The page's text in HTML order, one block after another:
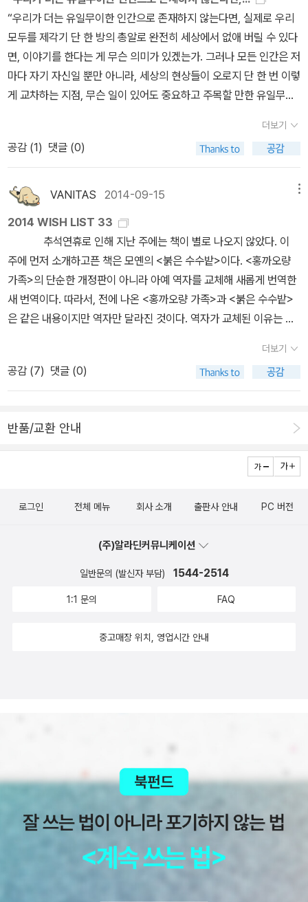
정신적 여정을 정리한 2부 ‘여행 후의 기록들’로 구성돼 있다. 1부와
2부 중간에 헤세의 여행 일지와 메모를 번역한 글이 있다. 책의 2부는
헤세의 저작들을 편집 · 정리한 폴커 미헬스(Volker Michels)가 엮
었다. 번역본에는 헤세와 마리아 베르누이 사이에서 태어난 둘째 아
들 하이너 헤세(Heiner Hesse)가 한국 독자들에게 보내는 편지도
뇰라(Montagnola)에 ‘헤세 박물관’이 들어서는 데 동참했으며 20
03년에 세상을 떠났다. * [절판] 헤르만 헤세
《영혼의 수레바퀴》(이레, 2002)* 헤르만 헤세 《인도 기행》(범우사,
2006)* 헤르만 헤세 《싯다르타 / 인도의 이력서 / 동방순례》(이유,
2014)* 헤르만 헤세 《헤세의 여행》(연암서가, 2014) 《인도 여
행》은 ‘Aus Indien’의 완역본이다. 현재 이 책은 절판되었지만, 책의
내용 일부는 따로 번역되어 나왔다. 《인도 기행》(범우사), 《헤세의 여
행》(연암서가)은 ‘Aus Indien’의 1부를 번역한 내용이 수록되어 있
다. 《영혼의 수레바퀴》(이레)는 ‘Aus Indien’의 2부 일부를 번역한
책이다. ‘Aus Indien’ 2부에 있는 『인도의 이력서』는 헤세가 1937년
에 쓴 글인데, 《싯다르타 / 인도의 이력서 / 동방순례》(이유)에 수록
되어 있다. ‘Aus Indien’ 번역본이 여러 권 있긴 하지만, 헤세가 바라
본 ‘20세기 인도’의 풍경을 한 번에 확인할 수 있는 완역본을 구하기
s Indien’ 1부에 수록된 11편의 시가 빠져 있는 듯하다. 《영혼의 수레
글쓰기 관련 17. 파격의 고전, 이진경 저, 글항아리, 2016이 책 추천
하고 싶어요. 이 책 때문에 우리 옛이야기에 관심이 많아졌습니
다. 18. 난폭한 독서, 금정연 저, 마음산책, 2015아 이 책도 추천!
왜냐면 너무 재밌거든요. 읽어봐야 아는 글 맛! 19. 그래도 책읽기
는 계속된다, 이현우 저, 현암사, 201220. 아주 사적인 독서, 이현우
14로쟈님 책 이번에 많이도 읽었네요. 로쟈님 덕분에 읽을 책 고르기
201624. 책의 정신, 강창래 저, 알마, 201325. 글쓰기의 힘 (개정
사라진 종교들, 도현신 저, 서해문집, 2016, 304p.27. 신을 위한 변
론, 카렌 암스트롱 저, 정준형 역, 웅진지식하우스, 2010 여성주의
28. 우리에겐 언어가 필요하다, 이민경 저, 봄알람, 201629. 여자다
운 게 어딨어, 에머 오툴 저, 박다솜 역, 창비, 201630. 페미니즘의
도전, 정희진 저, 교양인, 201331. 그 남자는 왜 이상해졌을까?, 오찬
즈, 2016 인문, 사회, 역사, 경제 33. 순자, 순자 저, 장현근 역, 책세
상, 2002 34. 더 패스, 마이클 푸엣. 크리스틴 그로스 로 저, 이창신
경 독파하기 전에 마음의 준비를 위해 읽어두면 좋을 거 같아요. 3
다, 전중환 저, 사이언스북스, 2016 37. 아무것도 하지 않으면 아무
프레임, 최인철 저, 21세기북스, 201639. 스눕, 샘 고슬링 저, 김선아
역, 김영사, 201641. 생각의 지도, 리처드 니스벳 저, 최인철 역, 김영
담론 두 책 모두에 굴원의 어부사 내용이 나와요. 인용해 보겠습니다.
“창랑의 물이 맑으면 갓끈을 씻고, 창랑의 물이 흐리면 발을 씻으리
물가에 가지도 않고 집에 짱 박혀 있긴 하지만요. 43. 투명사회, 한
애니멀, 데이비드 브룩스 저, 이경식 역, 흐름출판, 201148. 완벽에
대한 반론, 마이클 샌델 저, 이수경 역, 와이즈베리, 201649. 왜 세계
의 절반은 굶주리는가?, 장 지글러 저, 유영미 역, 201650. 사피엔스
의 미래, 알랭 드 보통, 말콤 글래드웰, 스타븐 핑거, 매트 리들리 저,
전병근 역, 모던아카이브, 201651. 대중 유혹의 기술, 오정호 저, 메
디치미디어, 201552. 컬처 코드, 클로테르 라파이유 저, 김상철.김정
수 역, 리더스북, 2007 자기계발 53. 모으지 않는 연습, 나토리 호
유명한 책이지만, '신기한 여행...'은 그 전까지는 그리 유명하지 않았
던 것으로 안다. 하지만, 드라마에서 김수현의 손에 들려 읽어진 이후
엄청난 판매고를 기록했다는 뉴스가 있었다. 나머지도 그리 다르지
않을 것이다. 더구나 '그리고...'와는 비교도 안 될 낭만성과 있어보임
을 갖춘 '데미안'이라면 말 다했다고 본다. 한 가지 이슈라면 원체 유
때문에 갑자기 엄청나게 sales가 올라가는 것은 쉽지는 않겠다. 이
는 마치 빵점을 맞던 아이가 50점을 맞는 것이 90점 맞던 아이가 95
점으로 올라가는 것보다 훨씬 쉬운 원리와 같다. 그나저나 책읽는 아
이유는 예쁘지만, 한 권을 도대체 얼마동안 읽고 있는 것인지에 대한
의문은 왜 아이유는 잘 때 화장을 하고 자는 것인지, 왜 언제나 옆으로
업드려서 자는 것인지에 대한 의문만큼이나 풀리기 어려운, 그러나
매우 obvious한 궁금증을 불러 일으킨다. anyway, 책이 tv에 출
연하면 작가가 tv에 출연하는 것 이상의 폭발적인 효과가 날 수 있다
는 당연한 생각을 주절거려봤다.
“우리가 더는 유일무이한 인간으로 존재하지 않는다면, 실제로 우리
모두를 제각기 단 한 방의 총알로 완전히 세상에서 없애 버릴 수 있다
면, 이야기를 한다는 게 무슨 의미가 있겠는가. 그러나 모든 인간은 저
마다 자기 자신일 뿐만 아니라, 세상의 현상들이 오로지 단 한 번 이렇
게 교차하는 지점, 무슨 일이 있어도 중요하고 주목할 만한 유일무이
로 이르는 길이고, 그 길을 가려는 시도이며, 하나의 좁은 길에 대한
암시이다. 일찍이 그 누구도 완벽하게 자기 자신이 되지는 못했다. 그
런데도 누구나 자기 자신이 되려고 노력한다. 어떤 사람은 둔하게, 어
떤 사람은 좀 더 가뿐하게, 누구나 능력껏 노력한다. ˝“우리 안에 있는
것과 같은 것들이오. 우리 안에 품고 있는 현실 말고 다른 현실은 존재
하지 않아요. 그래서 대부분의 사람들이 그토록 비현실적으로 사는
거요. 외부의 형상들을 현실적인 것이라고 여기고, 자신 안의 본연의
세계에게 말할 기회를 주지 않기 때문이오. 그러면서 행복할 수도 있
어요. 하지만 일단 다른 것을 알게 되면, 대부분의 사람들이 가는 길을
선택할 수 없게 되지요.”“모든 사람에게 진정한 소명은 자기 자신에
게 이르러야 하는 오직 한 가지 소명밖에는 없다.”- 헤르만 헤세,『데
더보기
공감 (1) 댓글 (0)
VANITAS 2014-09-15
2014 WISH LIST 33
추석연휴로 인해 지난 주에는 책이 별로 나오지 않았다. 이
주에 먼저 소개하고픈 책은 모옌의 <붉은 수수밭>이다. <홍까오량
가족>의 단순한 개정판이 아니라 아예 역자를 교체해 새롭게 번역한
새 번역이다. 따라서, 전에 나온 <홍까오량 가족>과 <붉은 수수밭>
은 같은 내용이지만 역자만 달라진 것이다. 역자가 교체된 이유는 모
데미안>이 세계문학전집에 추가됐다. <라일라>는 <선과 모터사이
클 관리술>의 저자 로버트 메이너드 피어시그의 책이다. 전에 번역된
작품이 시사하는 바가 상당히 큰 소설이라 이번 소설도 많은 관심을
크 드빌의 작품이다. 소설은 실존인물인 알렉상드르 예르생을 주인공
다. <그랜드 맨션>은 블랜앤화이트 시리즈 56권이다. 오리하라 이치
르의 소설이다. 국내독점계약이라고 나와있는데 다른 출판사 <구토>
만 골라봤는데 플래너리 오코너의 <좋은 사람은 찾기 힘들다>는 많
은 찬사를 받은 작품이라고. 그의 대표작임에도 국내 초역이란다. <
액을 손에 넣게 된 한 커플이 폭설로 고립된 모텔에서 겪게 되는 사건
기억을 삭제당한 채 거대한 미로 속에 감금된 소년들의 생존과 탈출
<최고가 아니면 다 실패한 삶일까>라는 혹하는 제목의 이 책
은, 영국의 철학자 줄리언 바지니와 심리상담사 안토니아 마카로가
같이 쓴 책이다. 자기계발에 지친 사람들을 위해 보내는 하나의 도움
서의 일환으로 나왔다. 이 책은 '20년 전, 세계적인 물리학자 프리초
더보기
공감 (7) 댓글 (0)
반품/교환 안내
로그인 전체 메뉴 회사 소개 출판사 안내 PC 버전
(주)알라딘커뮤니케이션
일반문의 (발신자 부담) 1544-2514
1:1 문의 FAQ
중고매장 위치, 영업시간 안내